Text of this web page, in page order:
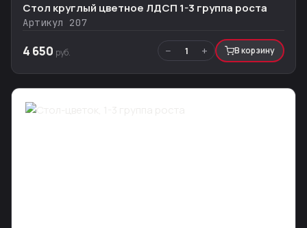
Стол круглый цветное ЛДСП 1-3 группа роста
Артикул 207
4 650 руб. − 1 + В корзину